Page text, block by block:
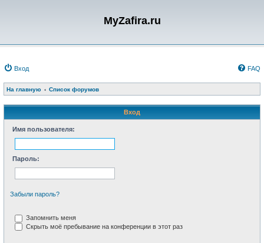
MyZafira.ru
Вход FAQ
На главную Список форумов
Вход
Имя пользователя:
Пароль:
Забыли пароль?
Запомнить меня
Скрыть моё пребывание на конференции в этот раз